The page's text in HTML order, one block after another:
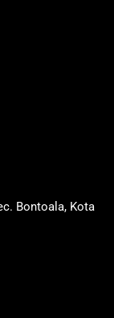
Bontoala, Kota